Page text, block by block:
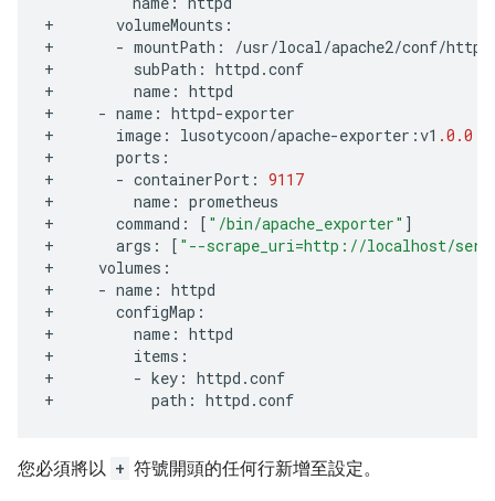
+
volumeMounts :
+
- mountPath : /usr/local/apache2/conf/httpd
+
subPath : httpd .conf
+
name : httpd
+
- name : httpd-exporter
+
image : lusotycoon/apache-exporter :v1 .0.0
+
ports :
+
- containerPort : 9117
+
name : prometheus
+
command : [ "/bin/apache_exporter" ]
+
args : [ "--scrape_uri=http://localhost/
+
volumes :
+
- name : httpd
+
configMap :
+
name : httpd
+
items :
+
- key : httpd .conf
+
path : httpd .conf
您必須將以 + 符號開頭的任何行新增至設定。